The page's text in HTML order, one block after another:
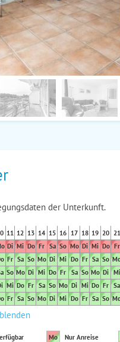
der Unterkunft.
11 12 13 14 15 16 17 18 19 20 21
Di Mi Do Fr Sa So Mo Di Mi Do Fr
Fr Sa So Mo Di Mi Do Fr Sa So
So Mo Di Mi Do Fr Sa So Mo Di Mi
Mi Do Fr Sa So Mo Di Mi Do Fr Sa
Fr Sa So Mo Di Mi Do Fr Sa So
Mo Nur Anreise